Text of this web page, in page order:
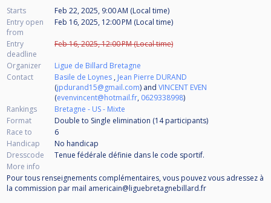
Starts
Feb 22, 2025, 9:00 AM (Local time)
Entry open
from
Feb 16, 2025, 12:00 PM (Local time)
Entry
deadline
Feb 16, 2025, 12:00 PM (Local time)
Organizer
Ligue de Billard Bretagne
Contact
Basile de Loynes , Jean Pierre DURAND
(jpdurand15@gmail.com) and VINCENT EVEN
(evenvincent@hotmail.fr, 0629338998)
Rankings
Bretagne - US - Mixte
Format
Double to Single elimination (14participants)
Race to
6
Handicap
No handicap
Dresscode
Tenue fédérale définie dans le code sportif.
More info
Pour tous renseignements complémentaires, vous pouvez vous adressez à
la commission par mail americain@liguebretagnebillard.fr